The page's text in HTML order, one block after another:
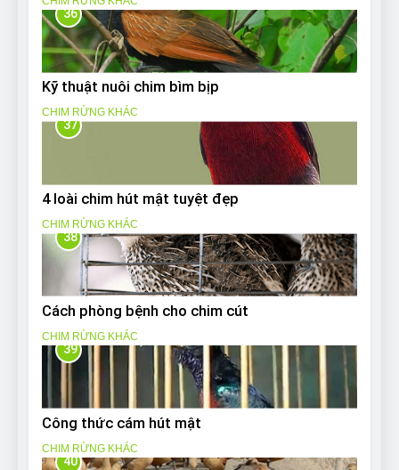
36
Kỹ thuật nuôi chim bìm bịp
CHIM RỪNG KHÁC
37
4 loài chim hút mật tuyệt đẹp
CHIM RỪNG KHÁC
38
Cách phòng bệnh cho chim cút
CHIM RỪNG KHÁC
39
Công thức cám hút mật
CHIM RỪNG KHÁC
40